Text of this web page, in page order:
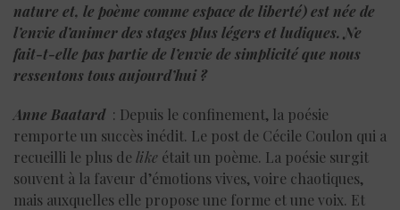
nature et, le poème comme espace de liberté) est née de
l’envie d’animer des stages plus légers et ludiques. Ne
fait-t-elle pas partie de l’envie de simplicité que nous
ressentons tous aujourd’hui ?
Anne Baatard: Depuis le confinement, la poésie
remporte un succès inédit. Le post de Cécile Coulon qui a
recueilli le plus de like était un poème. La poésie surgit
souvent à la faveur d’émotions vives, voire chaotiques,
mais auxquelles elle propose une forme et une voix. Et